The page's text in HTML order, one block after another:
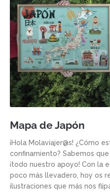
Mapa de Japón
¡Hola Molaviajer@s! ¿Cómo
confinamiento? Sabemos
¡todo nuestro apoyo! Con la
poco más llevadero, hoy os
ilustraciones que más nos